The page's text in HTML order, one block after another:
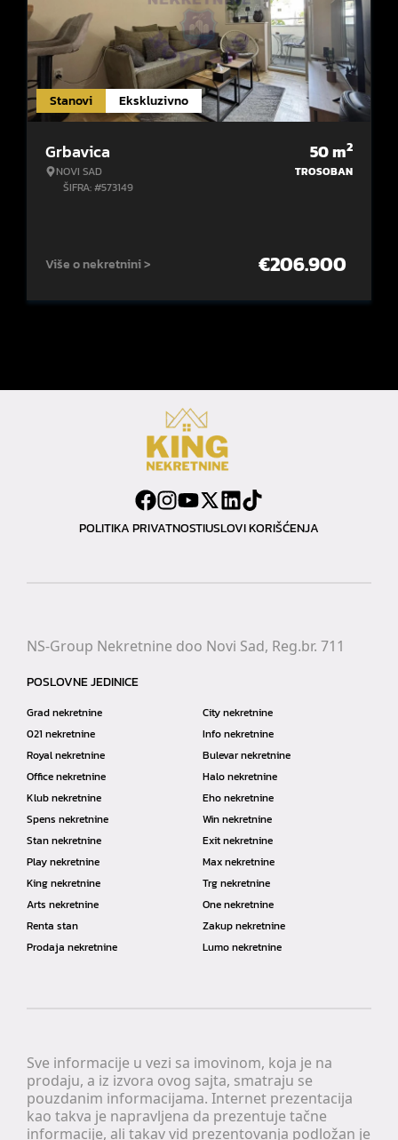
Stanovi Ekskluzivno
Grbavica
NOVI SAD
ŠIFRA: #573149
50m2
TROSOBAN
Više o nekretnini > €206.900
POLITIKA PRIVATNOSTIUSLOVI KORIŠĆENJA
Sve informacije u vezi sa imovinom, koja je na
prodaju, a iz izvora ovog sajta, smatraju se
pouzdanim informacijama. Internet prezentacija
kao takva je napravljena da prezentuje tačne
informacije, ali takav vid prezentovanja podložan je
NS-Group Nekretnine doo Novi Sad, Reg.br. 711
POSLOVNE JEDINICE
Grad nekretnine
City nekretnine
021 nekretnine
Info nekretnine
Royal nekretnine
Bulevar nekretnine
Office nekretnine
Halo nekretnine
Klub nekretnine
Eho nekretnine
Spens nekretnine
Win nekretnine
Stan nekretnine
Exit nekretnine
Play nekretnine
Max nekretnine
King nekretnine
Trg nekretnine
Arts nekretnine
One nekretnine
Renta stan
Zakup nekretnine
Prodaja nekretnine
Lumo nekretnine